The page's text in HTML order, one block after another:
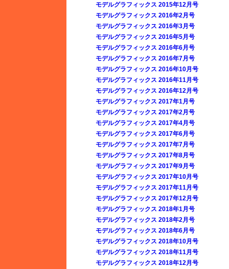
モデルグラフィックス 2015年12月号
モデルグラフィックス 2016年2月号
モデルグラフィックス 2016年3月号
モデルグラフィックス 2016年5月号
モデルグラフィックス 2016年6月号
モデルグラフィックス 2016年7月号
モデルグラフィックス 2016年10月号
モデルグラフィックス 2016年11月号
モデルグラフィックス 2016年12月号
モデルグラフィックス 2017年1月号
モデルグラフィックス 2017年2月号
モデルグラフィックス 2017年4月号
モデルグラフィックス 2017年6月号
モデルグラフィックス 2017年7月号
モデルグラフィックス 2017年8月号
モデルグラフィックス 2017年9月号
モデルグラフィックス 2017年10月号
モデルグラフィックス 2017年11月号
モデルグラフィックス 2017年12月号
モデルグラフィックス 2018年1月号
モデルグラフィックス 2018年2月号
モデルグラフィックス 2018年6月号
モデルグラフィックス 2018年10月号
モデルグラフィックス 2018年11月号
モデルグラフィックス 2018年12月号